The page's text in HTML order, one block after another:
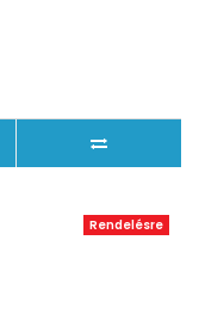
Rendelésre